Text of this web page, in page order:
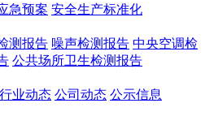
急预案 安全生产标准化
测报告 噪声检测报告 中央空调检
公共场所卫生检测报告
行业动态 公司动态 公示信息